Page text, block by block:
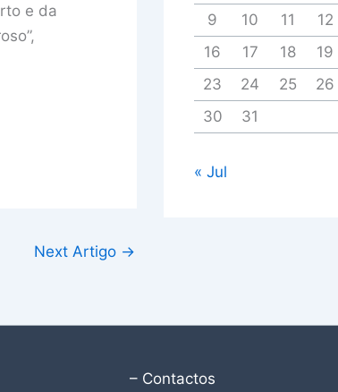
e da
Next Artigo →
9
10 11 12
16
17 18 19
23
24 25 26
30
31
« Jul
– Contactos